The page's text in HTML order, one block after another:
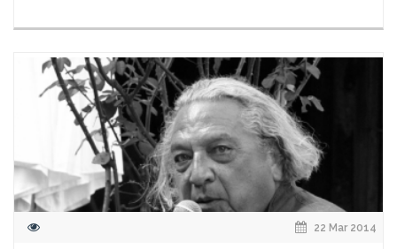
22 Mar 2014